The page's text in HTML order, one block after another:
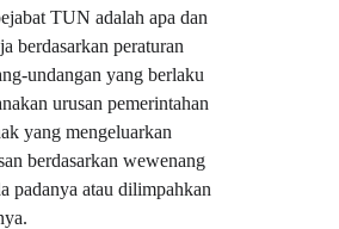
TUN adalah apa dan
berdasarkan peraturan
undangan yang berlaku
urusan pemerintahan
yang mengeluarkan
berdasarkan wewenang
padanya atau dilimpahkan